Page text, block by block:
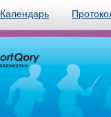
Календарь